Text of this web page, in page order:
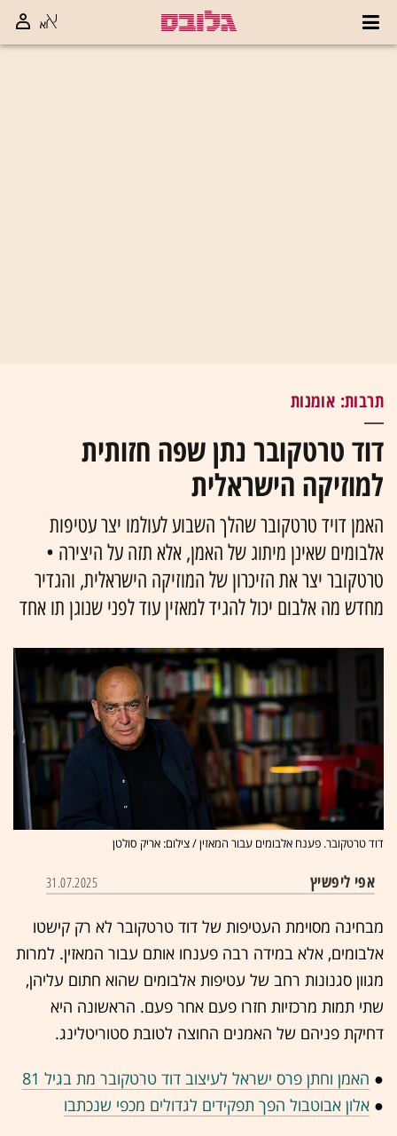
תרבות: אומנות
דוד טרטקובר נתן שפה חזותית
למוזיקה הישראלית
האמן דויד טרטקובר שהלך השבוע לעולמו יצר עטיפות
אלבומים שאינן מיתוג של האמן, אלא תזה על היצירה •
טרטקובר יצר את הזיכרון של המוזיקה הישראלית, והגדיר
מחדש מה אלבום יכול להגיד למאזין עוד לפני שנוגן תו אחד
דוד טרטקובר. פענח אלבומים עבור המאזין / צילום: אריק סולטן
אפי ליפשיץ 31.07.2025
מבחינה מסוימת העטיפות של דוד טרטקובר לא רק קישטו
אלבומים, אלא במידה רבה פענחו אותם עבור המאזין. למרות
מגוון סגנונות רחב של עטיפות אלבומים שהוא חתום עליהן,
שתי תמות מרכזיות חזרו פעם אחר פעם. הראשונה היא
דחיקת פניהם של האמנים החוצה לטובת סטוריטלינג.
● האמן וחתן פרס ישראל לעיצוב דוד טרטקובר מת בגיל 81
● אלון אבוטבול הפך תפקידים לגדולים מכפי שנכתבו